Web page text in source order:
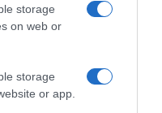
storage
on web or
storage
or app.
καιρός των